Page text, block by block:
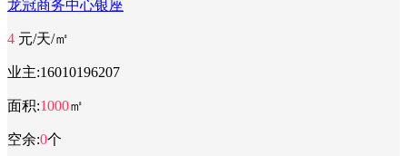
龙冠商务中心银座
4 元/天/㎡
业主:16010196207
面积:1000㎡
空余:0个